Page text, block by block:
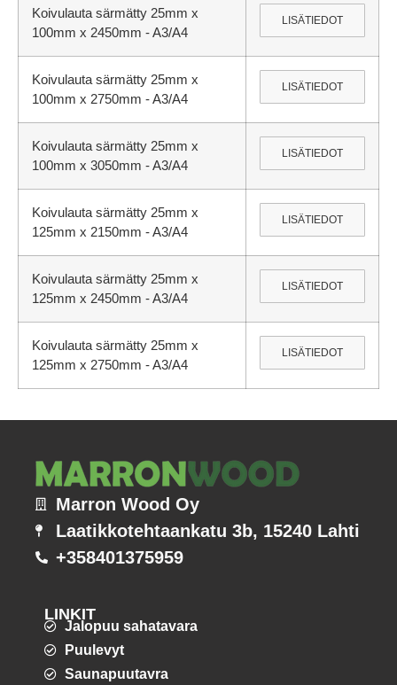
Koivulauta särmätty 25mm x
100mm x 2450mm - A3/A4
LISÄTIEDOT
Koivulauta särmätty 25mm x
100mm x 2750mm - A3/A4
LISÄTIEDOT
Koivulauta särmätty 25mm x
100mm x 3050mm - A3/A4
LISÄTIEDOT
Koivulauta särmätty 25mm x
125mm x 2150mm - A3/A4
LISÄTIEDOT
Koivulauta särmätty 25mm x
125mm x 2450mm - A3/A4
LISÄTIEDOT
Koivulauta särmätty 25mm x
125mm x 2750mm - A3/A4
LISÄTIEDOT
Marron Wood Oy
Laatikkotehtaankatu 3b, 15240 Lahti
+358401375959
LINKIT
Jalopuu sahatavara
Puulevyt
Saunapuutavra